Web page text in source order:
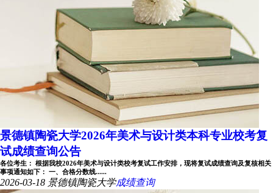
景德镇陶瓷大学2026年美术与设计类本科专业校考复
试成绩查询公告
各位考生： 根据我校2026年美术与设计类校考复试工作安排，现将复试成绩查询及复核相关
事项通知如下： 一、合格分数线......
2026-03-18 景德镇陶瓷大学成绩查询